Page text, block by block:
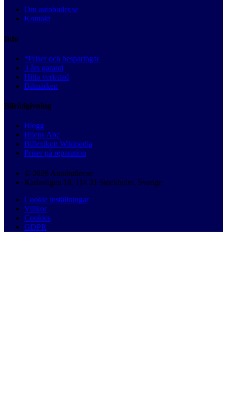
Om autobutler.se
Kontakt
Info
*Priser och besparingar
3 års garanti
Hitta verkstad
Bilmärken
Bilrådgivning
Blogg
Bilens Abc
Billexikon Wikipedia
Priser på reparation
© 2026 Autobutler.se
Karlavägen 18, 114 31 Stockholm, Sverige
Cookie inställningar
Villkor
Cookies
GDPR